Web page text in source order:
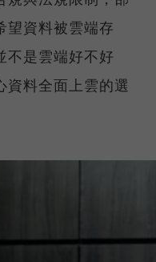
望資料被雲端存
不是雲端好不好
資料全面上雲的選